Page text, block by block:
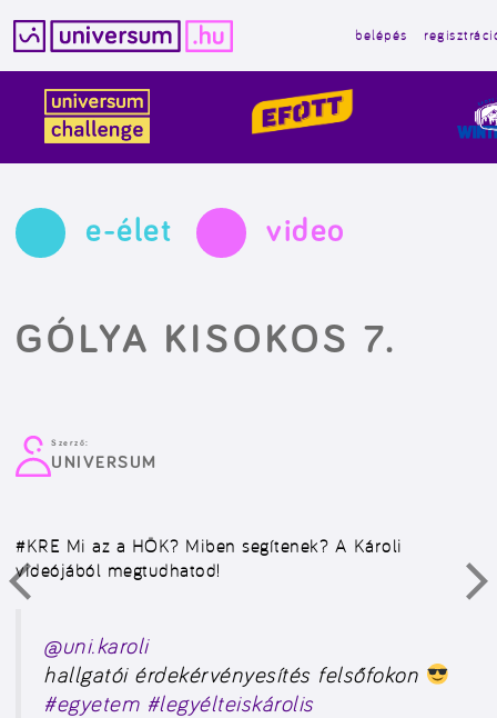
tartalomba
belépés
e-élet video
GÓLYA KISOKOS 7.
Szerző:
UNIVERSUM
#KRE Mi az a HÖK? Miben segítenek? A Károli
videójából megtudhatod!
@uni.karoli
hallgatói érdekérvényesítés felsőfokon
#egyetem #legyélteiskárolis